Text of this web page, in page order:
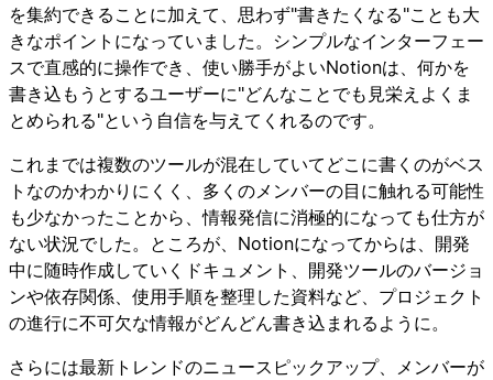
を集約できることに加えて、思わず"書きたくなる"ことも大
きなポイントになっていました。シンプルなインターフェー
スで直感的に操作でき、使い勝手がよいNotionは、何かを
書き込もうとするユーザーに"どんなことでも見栄えよくま
とめられる"という自信を与えてくれるのです。
これまでは複数のツールが混在していてどこに書くのがベス
トなのかわかりにくく、多くのメンバーの目に触れる可能性
も少なかったことから、情報発信に消極的になっても仕方が
ない状況でした。ところが、Notionになってからは、開発
中に随時作成していくドキュメント、開発ツールのバージョ
ンや依存関係、使用手順を整理した資料など、プロジェクト
の進行に不可欠な情報がどんどん書き込まれるように。
さらには最新トレンドのニュースピックアップ、メンバーが